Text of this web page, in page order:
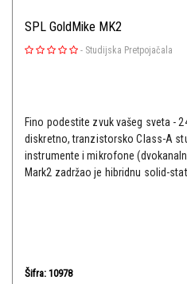
SPL GoldMike MK2
- Studijska Pretpojačala
Fino podestite zvuk vašeg sveta -
diskretno, tranzistorsko Class-A
instrumente i mikrofone
Mark2 zadržao je hibridnu solid-
Šifra: 10978